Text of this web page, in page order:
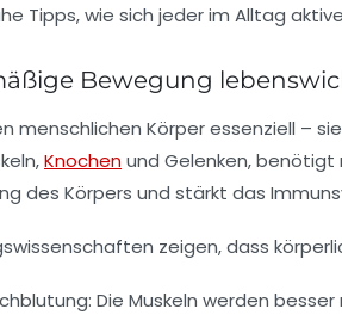
Tipps, wie sich jeder im Alltag
Bewegung
menschlichen Körper essenziell –
Knochenund Gelenken, benötigt
des Körpers und stärkt das
zeigen, dass
Die Muskeln werden